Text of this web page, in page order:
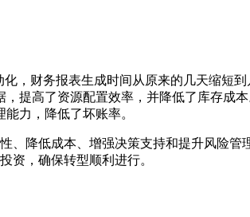
，财务报表生成时间从原来的几天缩短到
提高了资源配置效率，并降低了库存成本
力，降低了坏账率。
降低成本、增强决策支持和提升风险管
资，确保转型顺利进行。